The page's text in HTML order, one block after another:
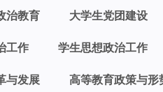
治教育 大学生党团建设
工作 学生思想政治工作
与发展 高等教育政策与形